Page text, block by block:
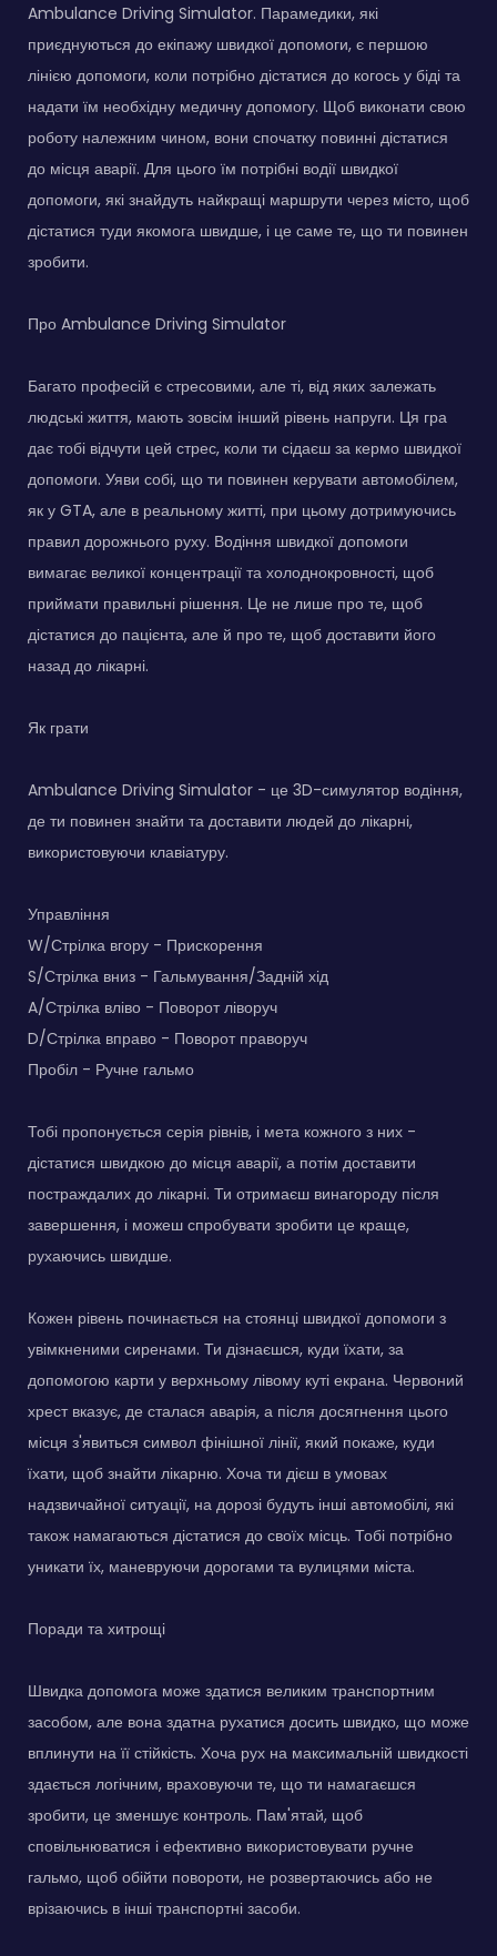
Ambulance Driving Simulator. Парамедики, які
приєднуються до екіпажу швидкої допомоги, є першою
лінією допомоги, коли потрібно дістатися до когось у біді та
надати їм необхідну медичну допомогу. Щоб виконати свою
роботу належним чином, вони спочатку повинні дістатися
до місця аварії. Для цього їм потрібні водії швидкої
допомоги, які знайдуть найкращі маршрути через місто, щоб
дістатися туди якомога швидше, і це саме те, що ти повинен
зробити.
Про Ambulance Driving Simulator
Багато професій є стресовими, але ті, від яких залежать
людські життя, мають зовсім інший рівень напруги. Ця гра
дає тобі відчути цей стрес, коли ти сідаєш за кермо швидкої
допомоги. Уяви собі, що ти повинен керувати автомобілем,
як у GTA, але в реальному житті, при цьому дотримуючись
правил дорожнього руху. Водіння швидкої допомоги
вимагає великої концентрації та холоднокровності, щоб
приймати правильні рішення. Це не лише про те, щоб
дістатися до пацієнта, але й про те, щоб доставити його
назад до лікарні.
Як грати
Ambulance Driving Simulator - це 3D-симулятор водіння,
де ти повинен знайти та доставити людей до лікарні,
використовуючи клавіатуру.
Управління
W/Стрілка вгору - Прискорення
S/Стрілка вниз - Гальмування/Задній хід
A/Стрілка вліво - Поворот ліворуч
D/Стрілка вправо - Поворот праворуч
Пробіл - Ручне гальмо
Тобі пропонується серія рівнів, і мета кожного з них -
дістатися швидкою до місця аварії, а потім доставити
постраждалих до лікарні. Ти отримаєш винагороду після
завершення, і можеш спробувати зробити це краще,
рухаючись швидше.
Кожен рівень починається на стоянці швидкої допомоги з
увімкненими сиренами. Ти дізнаєшся, куди їхати, за
допомогою карти у верхньому лівому куті екрана. Червоний
хрест вказує, де сталася аварія, а після досягнення цього
місця з'явиться символ фінішної лінії, який покаже, куди
їхати, щоб знайти лікарню. Хоча ти дієш в умовах
надзвичайної ситуації, на дорозі будуть інші автомобілі, які
також намагаються дістатися до своїх місць. Тобі потрібно
уникати їх, маневруючи дорогами та вулицями міста.
Поради та хитрощі
Швидка допомога може здатися великим транспортним
засобом, але вона здатна рухатися досить швидко, що може
вплинути на її стійкість. Хоча рух на максимальній швидкості
здається логічним, враховуючи те, що ти намагаєшся
зробити, це зменшує контроль. Пам'ятай, щоб
сповільнюватися і ефективно використовувати ручне
гальмо, щоб обійти повороти, не розвертаючись або не
врізаючись в інші транспортні засоби.